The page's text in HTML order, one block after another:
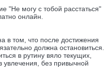
"Не могу с тобой расстаться"
онлайн.
в том, что после достижения
должна остановиться.
в рутину вяло текущих,
увлечения, без привычной